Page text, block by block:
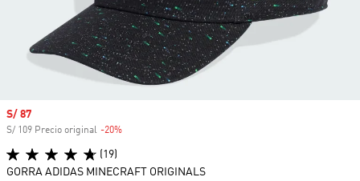
Precio de venta
S/ 87
S/ 109 Precio original -20%
(19)
GORRA ADIDAS MINECRAFT ORIGINALS